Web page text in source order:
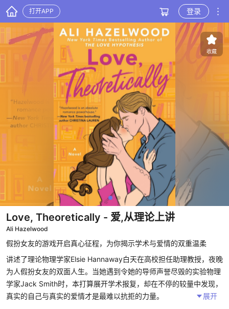
打开APP 登录
收藏
Love, Theoretically - 爱,从理论上讲
Ali Hazelwood
假扮女友的游戏开启真心征程，为你揭示学术与爱情的双重温柔
讲述了理论物理学家Elsie Hannaway白天在高校担任助理教授，夜晚
为人假扮女友的双面人生。当她遇到令她的导师声誉尽毁的实验物理
学家Jack Smith时，本打算展开学术报复，却在不停的较量中发现，
真实的自己与真实的爱情才是最难以抗拒的力量。
展开